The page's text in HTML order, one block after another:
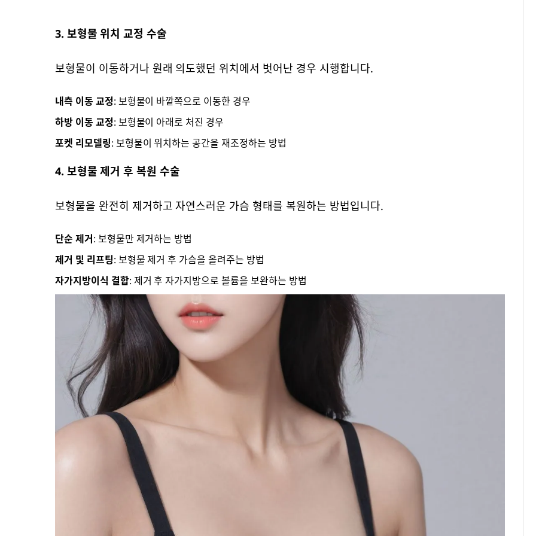
3. 보형물 위치 교정 수술
보형물이 이동하거나 원래 의도했던 위치에서 벗어난 경우 시행합니다.
내측 이동 교정: 보형물이 바깥쪽으로 이동한 경우
하방 이동 교정: 보형물이 아래로 처진 경우
포켓 리모델링: 보형물이 위치하는 공간을 재조정하는 방법
4. 보형물 제거 후 복원 수술
보형물을 완전히 제거하고 자연스러운 가슴 형태를 복원하는 방법입니다.
단순 제거: 보형물만 제거하는 방법
제거 및 리프팅: 보형물 제거 후 가슴을 올려주는 방법
자가지방이식 결합: 제거 후 자가지방으로 볼륨을 보완하는 방법